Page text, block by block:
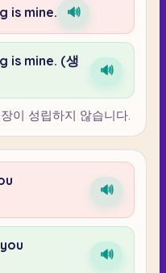
is mine. 🔊
is mine. (생
🔊
이 성립하지 않습니다.
🔊
🔊